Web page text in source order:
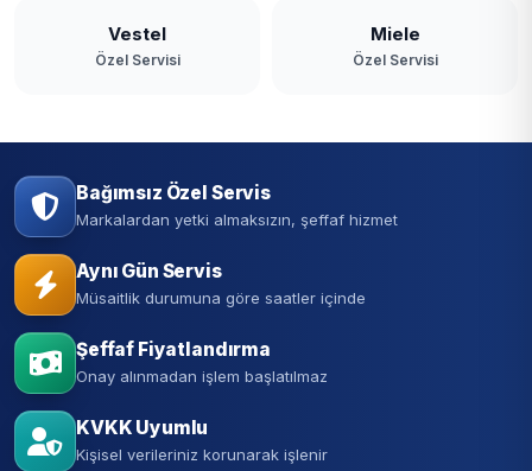
Vestel
Özel Servisi
Miele
Özel Servisi
Bağımsız Özel Servis
Markalardan yetki almaksızın, şeffaf hizmet
Aynı Gün Servis
Müsaitlik durumuna göre saatler içinde
Şeffaf Fiyatlandırma
Onay alınmadan işlem başlatılmaz
KVKK Uyumlu
Kişisel verileriniz korunarak işlenir